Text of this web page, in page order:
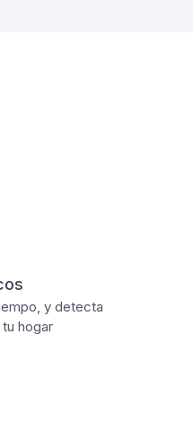
y detecta
hogar